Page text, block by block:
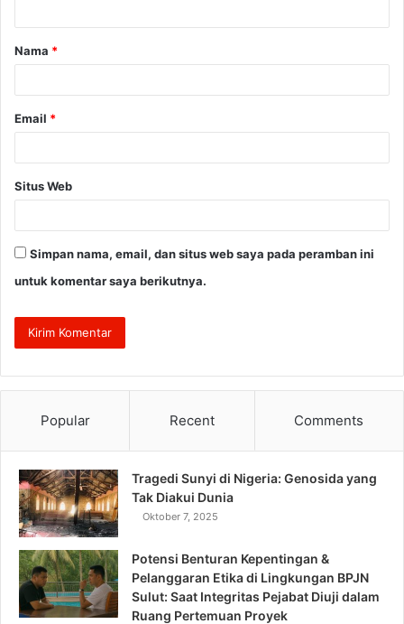
a
r
Nama *
Email *
Situs Web
Simpan nama, email, dan situs web saya pada peramban ini
untuk komentar saya berikutnya.
Popular Recent Comments
Tragedi Sunyi di Nigeria: Genosida yang
Tak Diakui Dunia
Oktober 7, 2025
Potensi Benturan Kepentingan &
Pelanggaran Etika di Lingkungan BPJN
Sulut: Saat Integritas Pejabat Diuji dalam
Ruang Pertemuan Proyek